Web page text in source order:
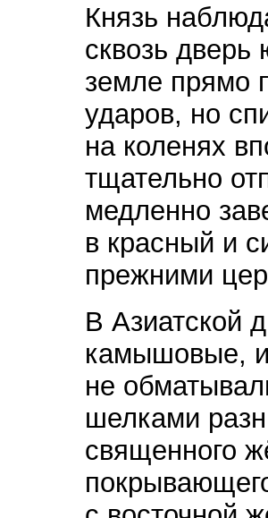
Князь
сквозь
земле прямо
ударов, но
на коленях
тщательно
медленно
в красный и
прежними
В Азиатской
камышовые,
не
шелками
священного